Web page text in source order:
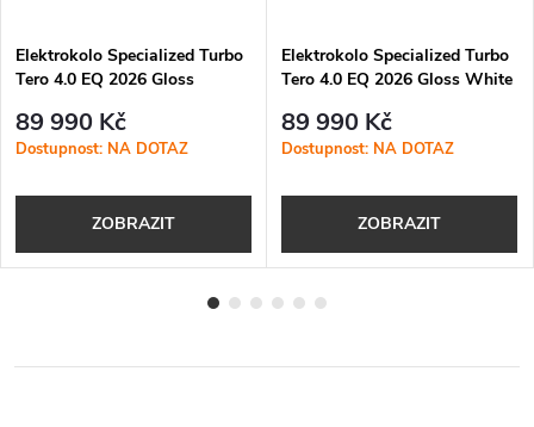
Elektrokolo Specialized Turbo
Tero 4.0 EQ 2026 Gloss
89 990 Kč
Dostupnost: NA DOTAZ
ZOBRAZIT
Elektrokolo Specialized Turbo
Tero 4.0 EQ 2026 Gloss White
89 990 Kč
Dostupnost: NA DOTAZ
ZOBRAZIT